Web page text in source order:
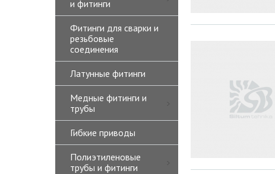
и фитинги
Фитинги для сварки и
резьбовые
соединения
Латунные фитинги
Медные фитинги и
трубы
Гибкие приводы
Полиэтиленовые
трубы и фитинги